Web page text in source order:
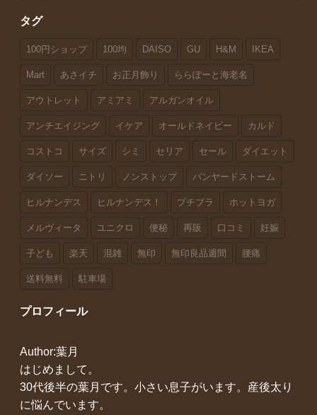
タグ
100円ショップ 100均 DAISO GU H&M IKEA
Mart あさイチ お正月飾り ららぽーと海老名
アウトレット アミアミ アルガンオイル
アンチエイジング イケア オールドネイビー カルド
コストコ サイズ シミ セリア セール ダイエット
ダイソー ニトリ ノンストップ バンヤードストーム
ヒルナンデス ヒルナンデス！ プチプラ ホットヨガ
メルヴィータ ユニクロ 便秘 再販 口コミ 妊娠
子ども 楽天 混雑 無印 無印良品週間 腰痛
送料無料 駐車場
プロフィール
Author:葉月
はじめまして。
30代後半の葉月です。小さい息子がいます。産後太り
に悩んでいます。